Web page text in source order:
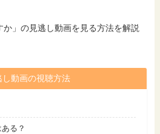
か」の見逃し動画を見る方法を解説
し動画の視聴方法
る？